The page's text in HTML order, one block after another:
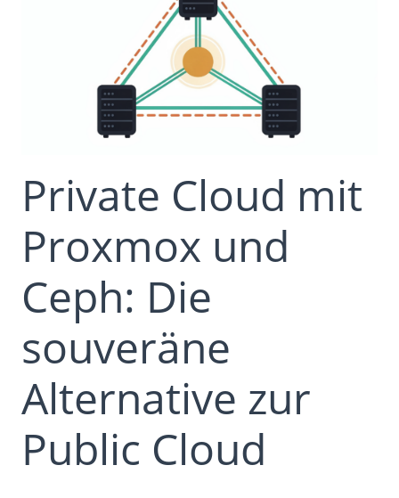
Private Cloud mit
Proxmox und
Ceph: Die
souveräne
Alternative zur
Public Cloud